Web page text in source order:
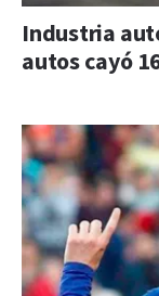
Industria
autos cayó